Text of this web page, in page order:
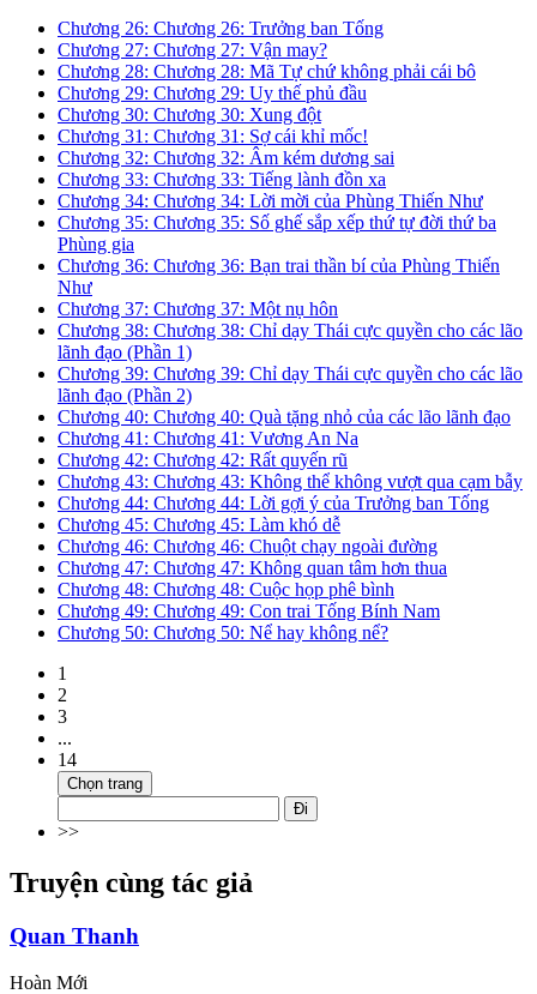
Chương 26: Chương 26: Trưởng ban Tống
Chương 27: Chương 27: Vận may?
Chương 28: Chương 28: Mã Tự chứ không phải cái bô
Chương 29: Chương 29: Uy thế phủ đầu
Chương 30: Chương 30: Xung đột
Chương 31: Chương 31: Sợ cái khỉ mốc!
Chương 32: Chương 32: Âm kém dương sai
Chương 33: Chương 33: Tiếng lành đồn xa
Chương 34: Chương 34: Lời mời của Phùng Thiến Như
Chương 35: Chương 35: Số ghế sắp xếp thứ tự đời thứ ba
Phùng gia
Chương 36: Chương 36: Bạn trai thần bí của Phùng Thiến
Như
Chương 37: Chương 37: Một nụ hôn
Chương 38: Chương 38: Chỉ dạy Thái cực quyền cho các lão
lãnh đạo (Phần 1)
Chương 39: Chương 39: Chỉ dạy Thái cực quyền cho các lão
lãnh đạo (Phần 2)
Chương 40: Chương 40: Quà tặng nhỏ của các lão lãnh đạo
Chương 41: Chương 41: Vương An Na
Chương 42: Chương 42: Rất quyến rũ
Chương 43: Chương 43: Không thể không vượt qua cạm bẫy
Chương 44: Chương 44: Lời gợi ý của Trưởng ban Tống
Chương 45: Chương 45: Làm khó dễ
Chương 46: Chương 46: Chuột chạy ngoài đường
Chương 47: Chương 47: Không quan tâm hơn thua
Chương 48: Chương 48: Cuộc họp phê bình
Chương 49: Chương 49: Con trai Tống Bính Nam
Chương 50: Chương 50: Nể hay không nể?
1
2
3
...
14
Chọn trang
Đi
>>
Truyện cùng tác giả
Quan Thanh
Hoàn Mới